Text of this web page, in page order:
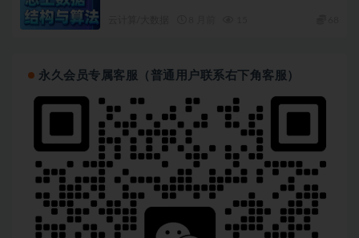
永久会员专属客服（普通用户联系右下角客服）